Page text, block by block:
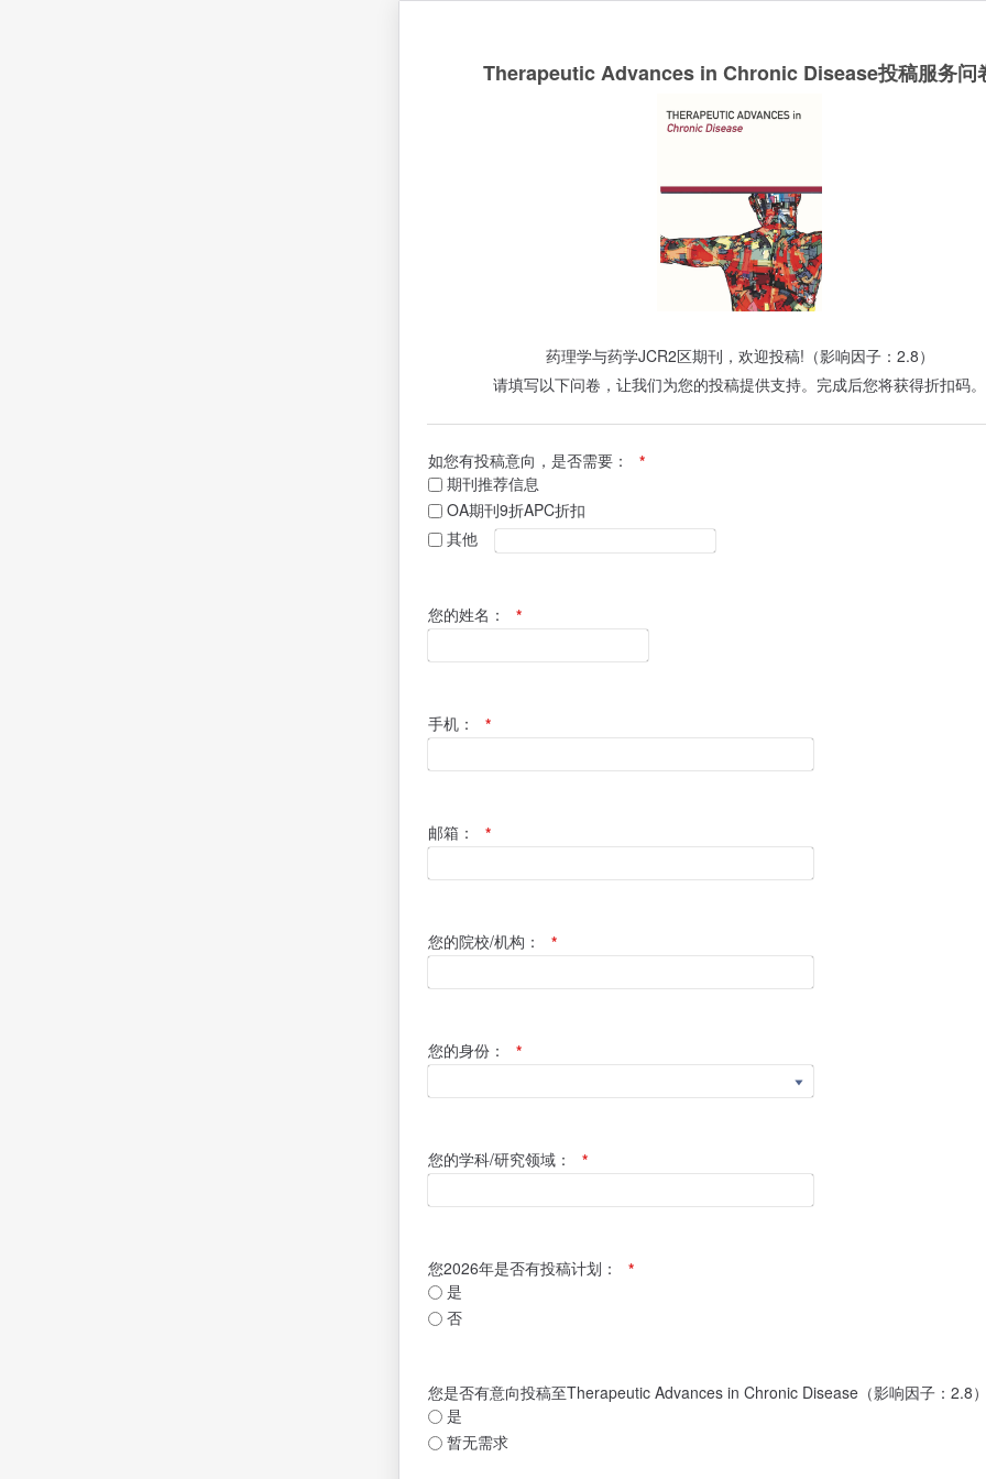
Therapeutic Advances in Chronic Disease投稿服务问
药理学与药学JCR2区期刊，欢迎投稿!（影响因子：2.8）
请填写以下问卷，让我们为您的投稿提供支持。完成后您将获得折扣码。
如您有投稿意向，是否需要：
*
期刊推荐信息
OA期刊9折APC折扣
其他
您的姓名： *
手机： *
邮箱： *
您的院校/机构： *
您的身份： *
您的学科/研究领域： *
您2026年是否有投稿计划：
*
是
否
您是否有意向投稿至Therapeutic Advances in Chronic Disease（影响因子：2.8
是
暂无需求